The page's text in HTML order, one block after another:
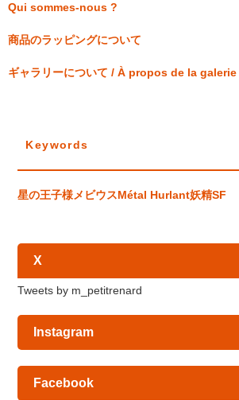
Qui sommes-nous ?
商品のラッピングについて
ギャラリーについて / À propos de la galerie
Keywords
星の王子様メビウスMétal Hurlant妖精SF
X
Tweets by m_petitrenard
Instagram
Facebook